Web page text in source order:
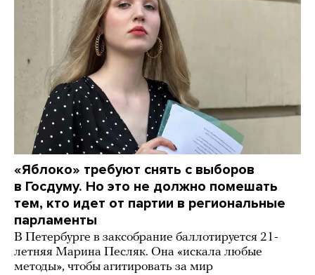
«Яблоко» требуют снять с выборов
в Госдуму. Но это не должно помешать
тем, кто идет от партии в региональные
парламенты
В Петербурге в заксобрание баллотируется 21-
летняя Марина Песляк. Она «искала любые
методы», чтобы агитировать за мир